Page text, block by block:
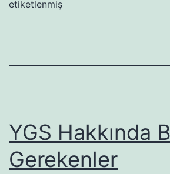
etiketlenmiş
YGS Hakkında
Gerekenler